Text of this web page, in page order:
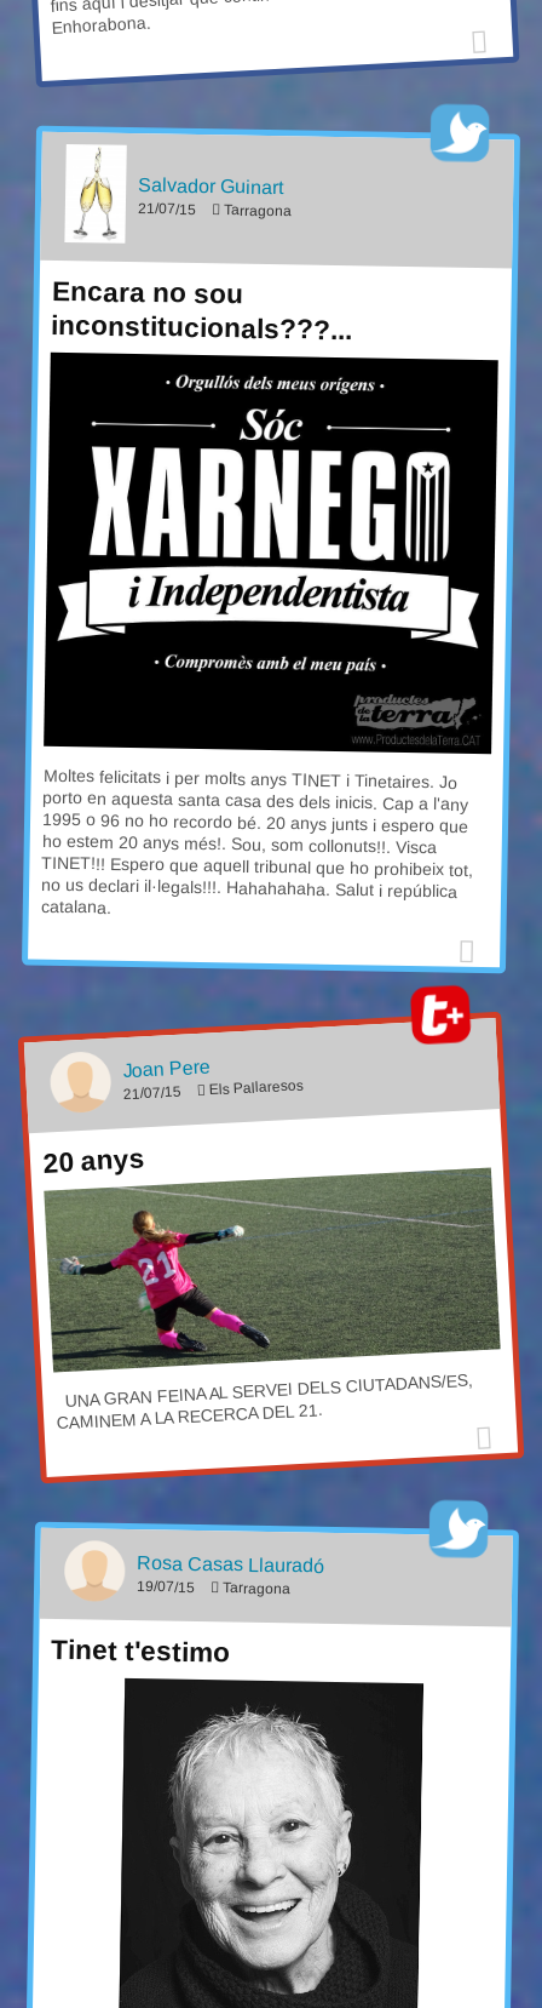
Enhorabona.
Salvador Guinart
21/07/15 Tarragona
Encara no sou
inconstitucionals???...
Moltes felicitats i per molts anys TINET i Tinetaires. Jo
porto en aquesta santa casa des dels inicis. Cap a l'any
1995 o 96 no ho recordo bé. 20 anys junts i espero que
ho estem 20 anys més!. Sou, som collonuts!!. Visca
TINET!!! Espero que aquell tribunal que ho prohibeix tot,
no us declari il·legals!!!. Hahahahaha. Salut i república
catalana.
Joan Pere
21/07/15 Els Pallaresos
20 anys
UNA GRAN FEINA AL SERVEI DELS CIUTADANS/ES,
CAMINEM A LA RECERCA DEL 21.
Rosa Casas Llauradó
19/07/15 Tarragona
Tinet t'estimo